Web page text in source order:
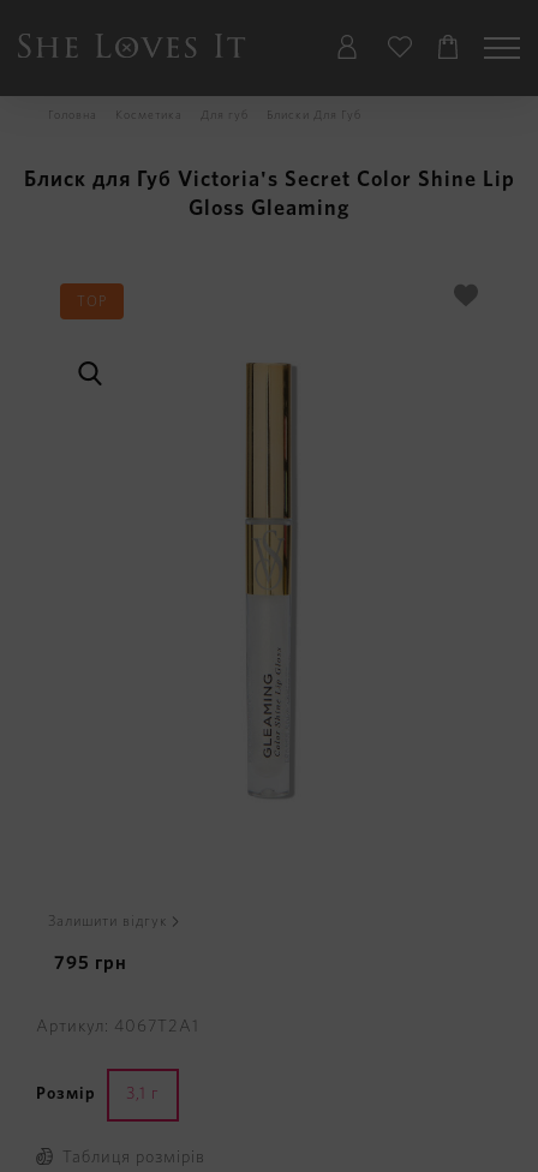
Головна Косметика Для губ Блиски Для Губ
Блиск для Губ Victoria's Secret Color Shine Lip
Gloss Gleaming
TOP
Залишити відгук
795 грн
Артикул: 4067T2A1
Розмір 3,1 г
Таблиця розмірів